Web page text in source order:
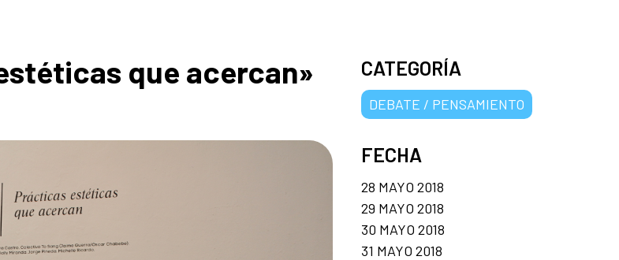
que acercan» CATEGORÍA
DEBATE / PENSAMIENTO
FECHA
28 MAYO 2018
29 MAYO 2018
30 MAYO 2018
31 MAYO 2018